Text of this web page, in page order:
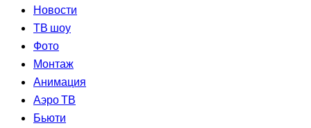
Новости
ТВ шоу
Фото
Монтаж
Анимация
Аэро ТВ
Бьюти